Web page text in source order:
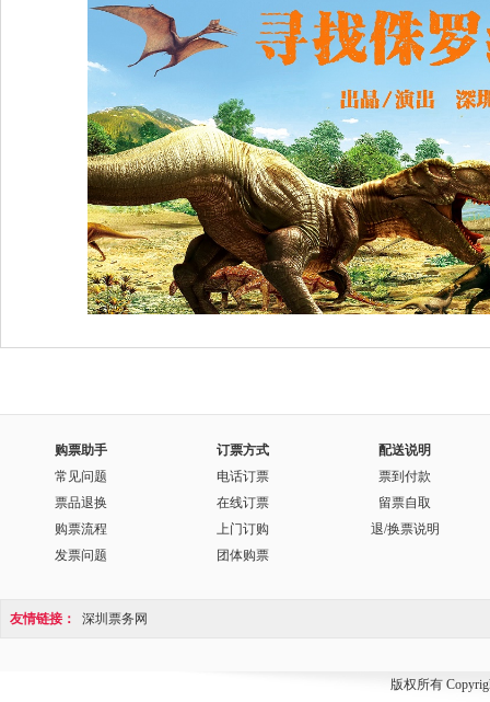
购票助手
常见问题
票品退换
购票流程
发票问题
订票方式
电话订票
在线订票
上门订购
团体购票
配送说明
票到付款
留票自取
退/换票说明
友情链接： 深圳票务网
版权所有